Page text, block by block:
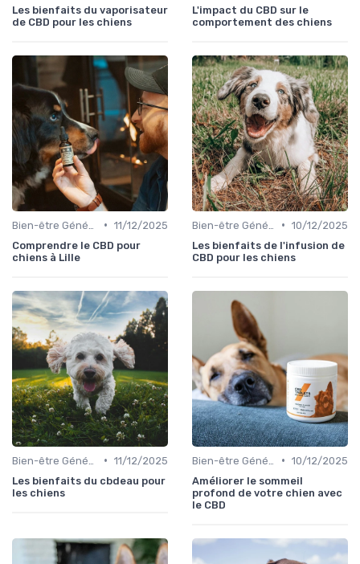
Les bienfaits du vaporisateur
de CBD pour les chiens
L'impact du CBD sur le
comportement des chiens
• 11/12/2025
Comprendre le CBD pour
chiens à Lille
• 10/12/2025
Les bienfaits de l'infusion de
CBD pour les chiens
• 11/12/2025
Les bienfaits du cbdeau pour
les chiens
• 10/12/2025
Améliorer le sommeil
profond de votre chien avec
le CBD